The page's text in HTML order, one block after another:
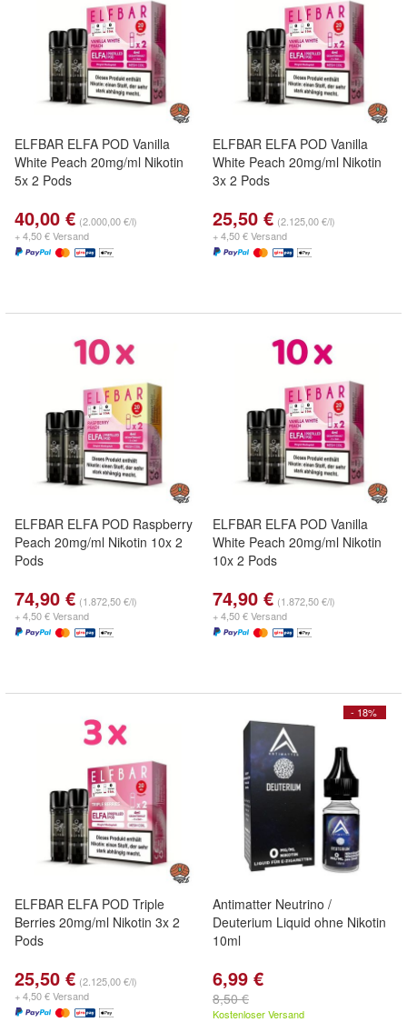
ELFBAR ELFA POD Vanilla
White Peach 20mg/ml Nikotin
5x 2 Pods
40,00 € (2.000,00 €/l)
+ 4,50 € Versand
ELFBAR ELFA POD Vanilla
White Peach 20mg/ml Nikotin
3x 2 Pods
25,50 € (2.125,00 €/l)
+ 4,50 € Versand
ELFBAR ELFA POD Raspberry
Peach 20mg/ml Nikotin 10x 2
Pods
74,90 € (1.872,50 €/l)
+ 4,50 € Versand
ELFBAR ELFA POD Vanilla
White Peach 20mg/ml Nikotin
10x 2 Pods
74,90 € (1.872,50 €/l)
+ 4,50 € Versand
ELFBAR ELFA POD Triple
Berries 20mg/ml Nikotin 3x 2
Pods
25,50 € (2.125,00 €/l)
+ 4,50 € Versand
- 18%
Antimatter Neutrino /
Deuterium Liquid ohne Nikotin
10ml
6,99 €
8,50 €
Kostenloser Versand